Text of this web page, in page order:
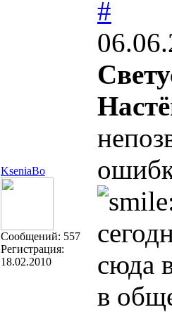
KseniaBo
Cообщений: 557
Регистрация:
18.02.2010
#
сюда
в